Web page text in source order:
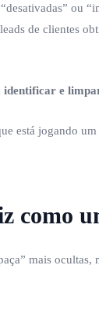
ou
de clientes
identificar e
está jogando
como
mais ocultas,